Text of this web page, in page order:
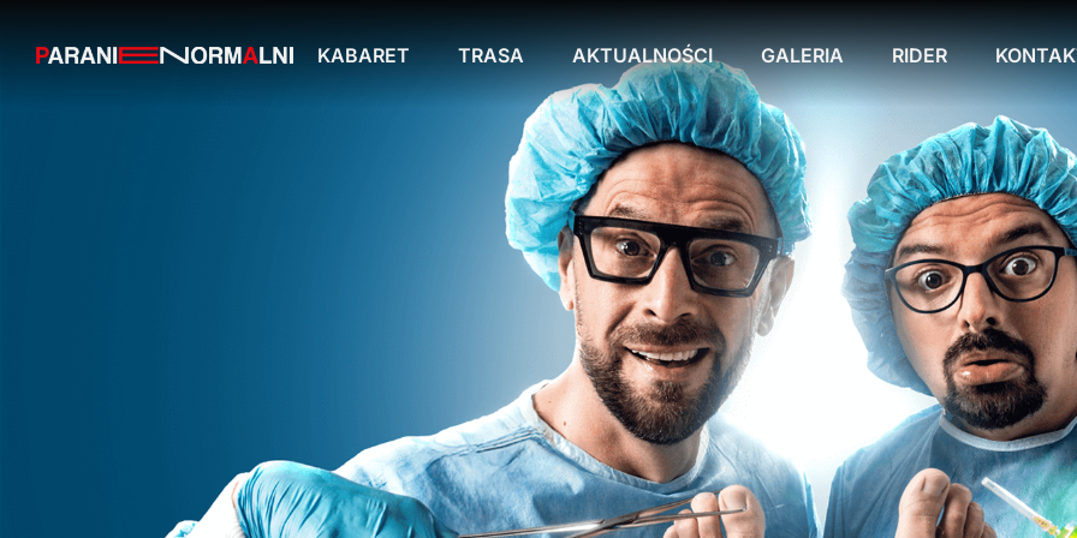
KABARET TRASA AKTUALNOŚCI GALERIA RIDER